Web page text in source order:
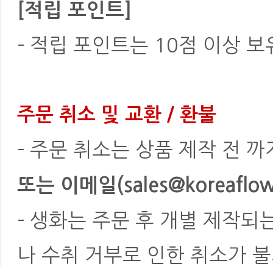
[적립 포인트]
- 적립 포인트는 10점 이상
주문 취소 및 교환 / 환불
- 주문 취소는 상품 제작 전
또는 이메일
- 생화는 주문 후 개별 제작되
나 수취 거부로 인한 취소가